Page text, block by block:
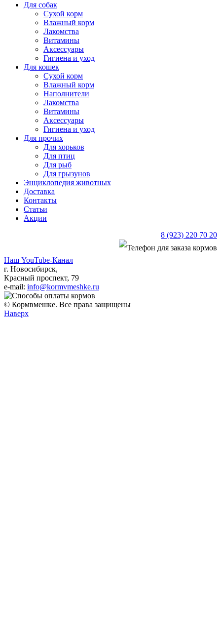
Для собак
Сухой корм
Влажный корм
Лакомства
Витамины
Аксессуары
Гигиена и уход
Для кошек
Сухой корм
Влажный корм
Наполнители
Лакомства
Витамины
Аксессуары
Гигиена и уход
Для прочих
Для хорьков
Для птиц
Для рыб
Для грызунов
Энциклопедия животных
Доставка
Контакты
Статьи
Акции
8 (923) 220 70 20
Наш YouTube-Канал
г. Новосибирск,
Красный проспект, 79
e-mail: info@kormvmeshke.ru
© Кормвмешке. Все права защищены
Наверх